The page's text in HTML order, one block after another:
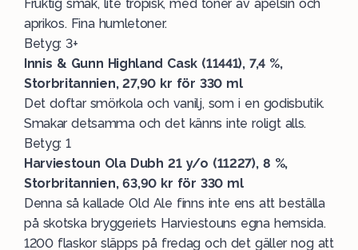
Fruktig smak, lite tropisk, med toner av apelsin och
aprikos. Fina humletoner.
Betyg: 3+
Innis & Gunn Highland Cask (11441), 7,4 %,
Storbritannien, 27,90 kr för 330 ml
Det doftar smörkola och vanilj, som i en godisbutik.
Smakar detsamma och det känns inte roligt alls.
Betyg: 1
Harviestoun Ola Dubh 21 y/o (11227), 8 %,
Storbritannien, 63,90 kr för 330 ml
Denna så kallade Old Ale finns inte ens att beställa
på skotska bryggeriets Harviestouns egna hemsida.
1200 flaskor släpps på fredag och det gäller nog att